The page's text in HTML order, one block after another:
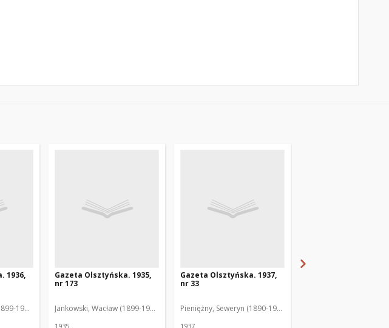
1936,
1975). Red.
Gazeta Olsztyńska. 1935,
nr 173
Jankowski, Wacław (1899-1975). Red.
1935
Gazeta Olsztyńska. 1937,
nr 33
Pieniężny, Seweryn (1890-1940). Red.
1937